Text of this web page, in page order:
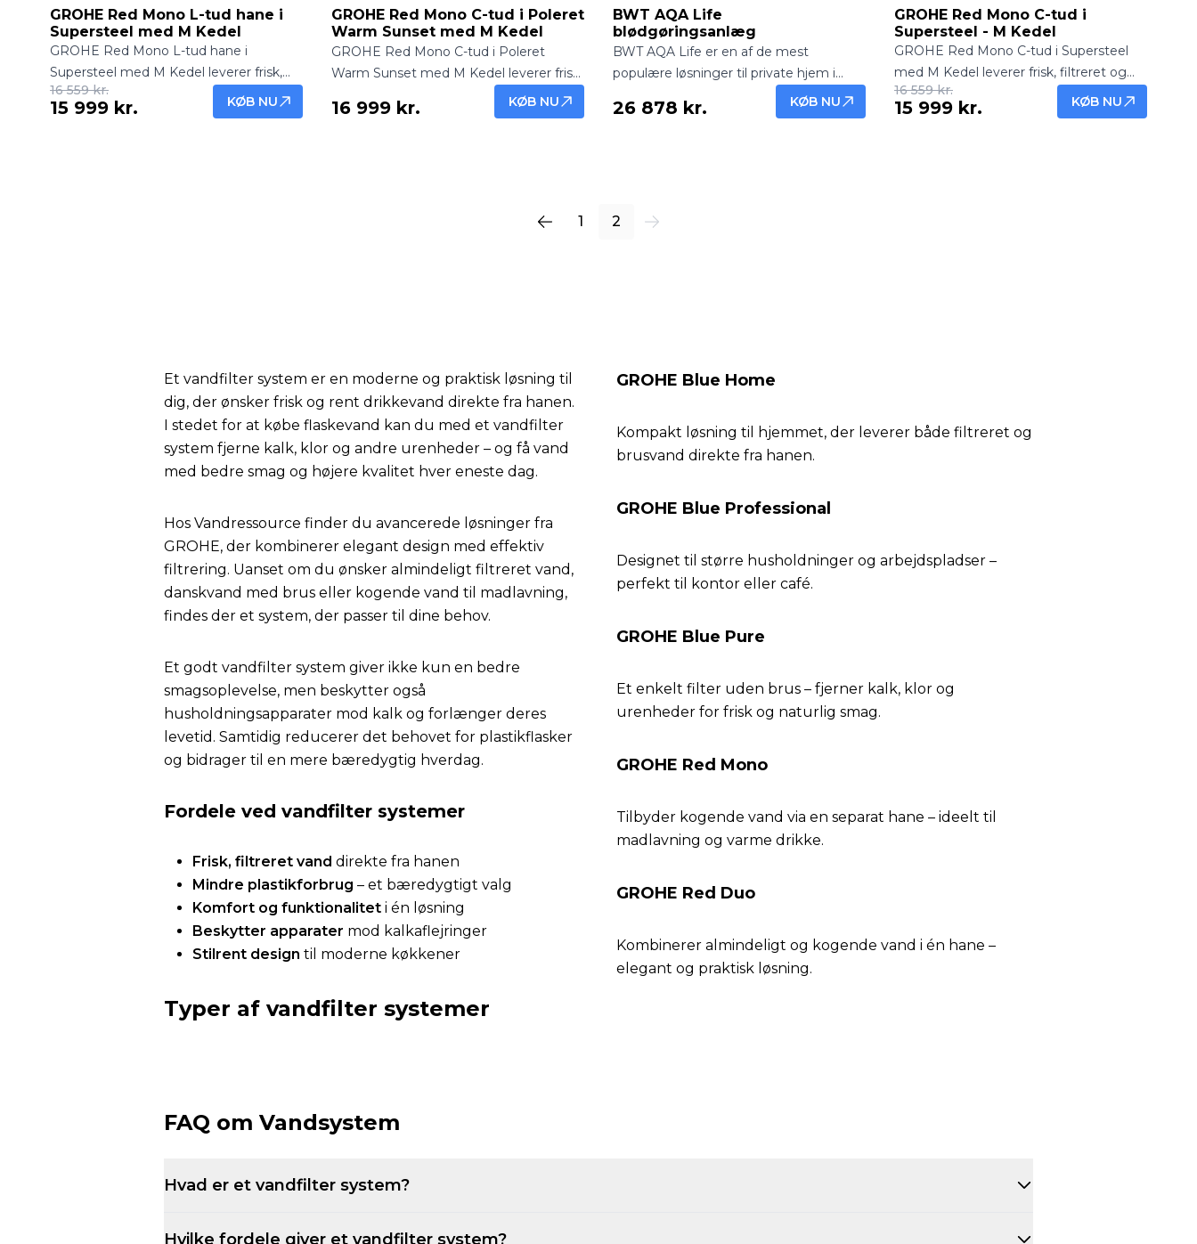
GROHE Red Mono L-tud hane i
Supersteel med M Kedel
GROHE Red Mono L-tud hane i
Supersteel med M Kedel leverer frisk,
filtreret og kogende vand direkte fra
hanen. Elegant og robust løsning til
16 559 kr.
15 999 kr. KØB NU
GROHE Red Mono C-tud i Poleret
Warm Sunset med M Kedel
GROHE Red Mono C-tud i Poleret
Warm Sunset med M Kedel leverer frisk,
filtreret og kogende vand direkte fra
hanen. Elegant og eksklusiv
16 999 kr. KØB NU
BWT AQA Life
blødgøringsanlæg
BWT AQA Life er en af de mest
populære løsninger til private hjem i
Danmark. Det er et kompakt duplex-
anlæg, hvilket betyder, at du får
En driftssikker investering, der beskytter
26 878 kr. KØB NU
GROHE Red Mono C-tud i
Supersteel - M Kedel
GROHE Red Mono C-tud i Supersteel
med M Kedel leverer frisk, filtreret og
kogende vand direkte fra hanen. Robust
og elegant løsning til moderne
16 559 kr.
15 999 kr. KØB NU
1 2
Et vandfilter system er en moderne og praktisk løsning til
dig, der ønsker frisk og rent drikkevand direkte fra hanen.
I stedet for at købe flaskevand kan du med et vandfilter
system fjerne kalk, klor og andre urenheder – og få vand
med bedre smag og højere kvalitet hver eneste dag.
Hos Vandressource finder du avancerede løsninger fra
GROHE, der kombinerer elegant design med effektiv
filtrering. Uanset om du ønsker almindeligt filtreret vand,
danskvand med brus eller kogende vand til madlavning,
findes der et system, der passer til dine behov.
Et godt vandfilter system giver ikke kun en bedre
smagsoplevelse, men beskytter også
husholdningsapparater mod kalk og forlænger deres
levetid. Samtidig reducerer det behovet for plastikflasker
og bidrager til en mere bæredygtig hverdag.
Fordele ved vandfilter systemer
Frisk, filtreret vand direkte fra hanen
Mindre plastikforbrug – et bæredygtigt valg
Komfort og funktionalitet i én løsning
Beskytter apparater mod kalkaflejringer
Stilrent design til moderne køkkener
Typer af vandfilter systemer
GROHE Blue Home
Kompakt løsning til hjemmet, der leverer både filtreret og
brusvand direkte fra hanen.
GROHE Blue Professional
Designet til større husholdninger og arbejdspladser –
perfekt til kontor eller café.
GROHE Blue Pure
Et enkelt filter uden brus – fjerner kalk, klor og
urenheder for frisk og naturlig smag.
GROHE Red Mono
Tilbyder kogende vand via en separat hane – ideelt til
madlavning og varme drikke.
GROHE Red Duo
Kombinerer almindeligt og kogende vand i én hane –
elegant og praktisk løsning.
FAQ om Vandsystem
Hvad er et vandfilter system?
Hvilke fordele giver et vandfilter system?